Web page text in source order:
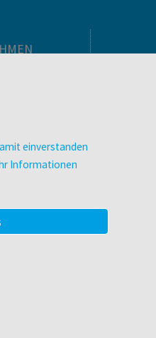
Cookieseinverstanden
Informationen